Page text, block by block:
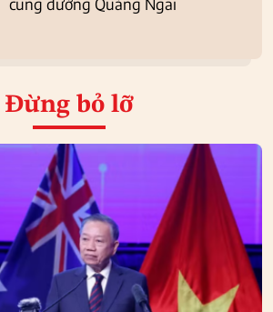
Đừng bỏ lỡ